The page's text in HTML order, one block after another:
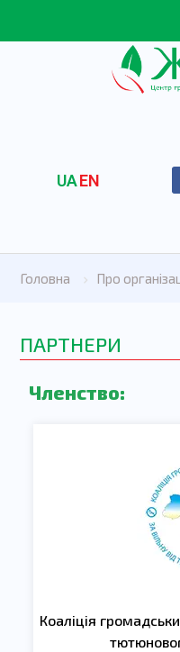
UAEN
Головна Про
ПАРТНЕРИ
Членство:
Коаліція